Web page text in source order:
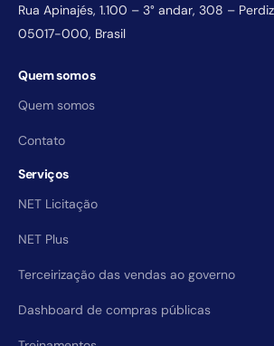
Rua Apinajés, 1.100 – 3° andar, 308 –
05017-000, Brasil
Quem somos
Quem somos
Contato
Serviços
NET Licitação
NET Plus
Terceirização das vendas ao governo
Dashboard de compras públicas